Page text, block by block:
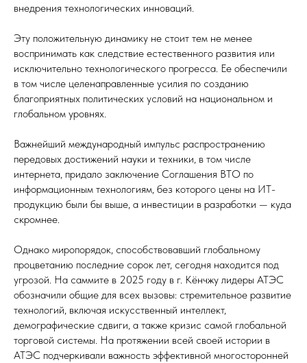
внедрения технологических инноваций.
Эту положительную динамику не стоит тем не менее
воспринимать как следствие естественного развития или
исключительно технологического прогресса. Ее обеспечили
в том числе целенаправленные усилия по созданию
благоприятных политических условий на национальном и
глобальном уровнях.
Важнейший международный импульс распространению
передовых достижений науки и техники, в том числе
интернета, придало заключение Соглашения ВТО по
информационным технологиям, без которого цены на ИТ-
продукцию были бы выше, а инвестиции в разработки — куда
скромнее.
Однако миропорядок, способствовавший глобальному
процветанию последние сорок лет, сегодня находится под
угрозой. На саммите в 2025 году в г. Кёнчжу лидеры АТЭС
обозначили общие для всех вызовы: стремительное развитие
технологий, включая искусственный интеллект,
демографические сдвиги, а также кризис самой глобальной
торговой системы. На протяжении всей своей истории в
АТЭС подчеркивали важность эффективной многосторонней